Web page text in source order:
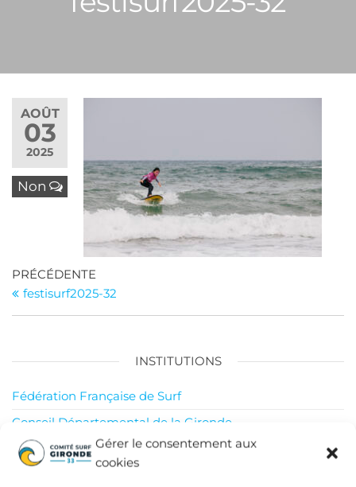
Gérer le consentement aux
cookies
AOÛT
03
2025
Non
Navigation
de
Article
précédent
PRÉCÉDENTE
festisurf2025-32
INSTITUTIONS
Fédération Française de Surf
Conseil Départemental de la Gironde
Ligue de Surf de Nouvelle Aquitaine